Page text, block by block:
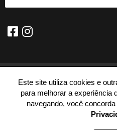
© 2026 - Joseph Castro Imóveis
Direitos
Este site utiliza cookies e
para melhorar a experiência
navegando, você